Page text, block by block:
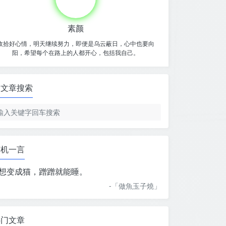
素颜
拾好心情，明天继续努力，即便是乌云蔽日，心中也要向
阳，希望每个在路上的人都开心，包括我自己。
文章搜索
一言
变成猫，蹭蹭就能睡。
-「做魚玉子燒 」
文章